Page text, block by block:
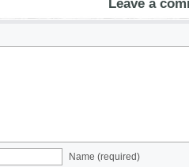
Leave a
Name (required)